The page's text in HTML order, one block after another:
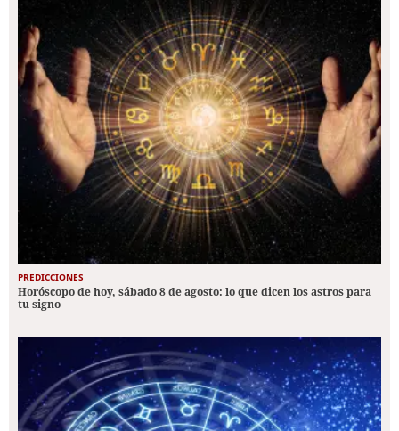
PREDICCIONES
Horóscopo de hoy, sábado 8 de agosto: lo que dicen los astros para
tu signo